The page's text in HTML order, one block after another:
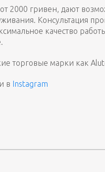
2000 гривен, дают
Консультация
качество
торговые марки как
в Instagram